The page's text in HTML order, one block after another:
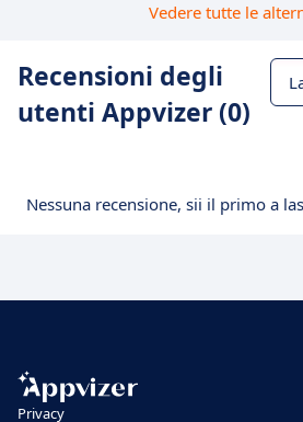
Vedere tutte le
Recensioni degli
utenti Appvizer (0)
Nessuna recensione, sii il primo a
Privacy